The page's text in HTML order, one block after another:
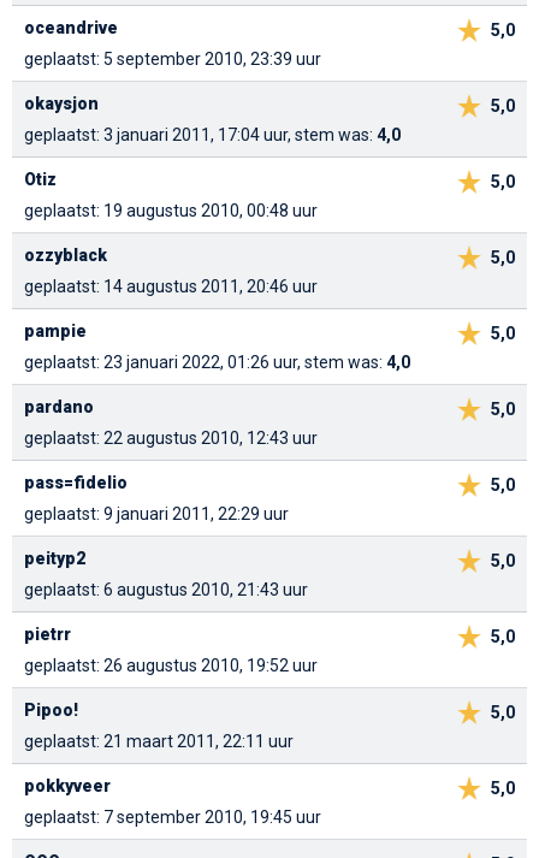
5,0
oceandrive
geplaatst: 5 september 2010, 23:39 uur
5,0
okaysjon
geplaatst: 3 januari 2011, 17:04 uur, stem was: 4,0
5,0
Otiz
geplaatst: 19 augustus 2010, 00:48 uur
5,0
ozzyblack
geplaatst: 14 augustus 2011, 20:46 uur
5,0
pampie
geplaatst: 23 januari 2022, 01:26 uur, stem was: 4,0
5,0
pardano
geplaatst: 22 augustus 2010, 12:43 uur
5,0
pass=fidelio
geplaatst: 9 januari 2011, 22:29 uur
5,0
peityp2
geplaatst: 6 augustus 2010, 21:43 uur
5,0
pietrr
geplaatst: 26 augustus 2010, 19:52 uur
5,0
Pipoo!
geplaatst: 21 maart 2011, 22:11 uur
5,0
pokkyveer
geplaatst: 7 september 2010, 19:45 uur